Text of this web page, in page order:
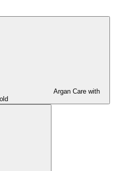
Argan Care with